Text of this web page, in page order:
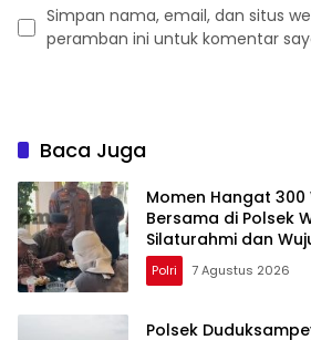
Simpan nama, email, dan situs
peramban ini untuk komentar
Baca Juga
Momen Hangat
Bersama di Polsek
Silaturahmi dan
dengan Masyarakat
Polri 7 Agustus 2026
Polsek